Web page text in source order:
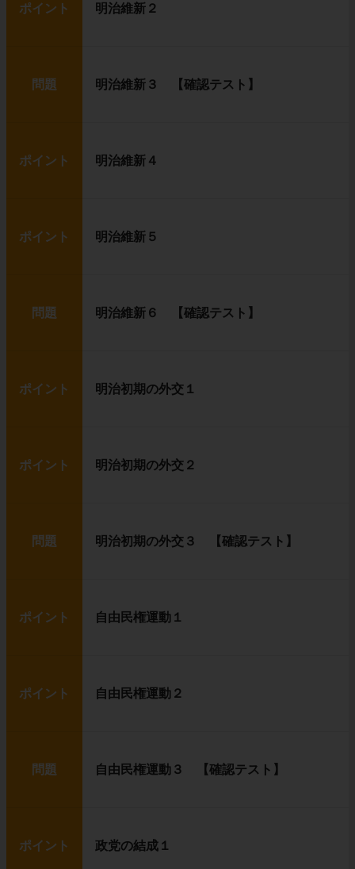
ポイント 明治維新２
問題 明治維新３ 【確認テスト】
ポイント 明治維新４
ポイント 明治維新５
問題 明治維新６ 【確認テスト】
ポイント 明治初期の外交１
ポイント 明治初期の外交２
問題 明治初期の外交３ 【確認テスト】
ポイント 自由民権運動１
ポイント 自由民権運動２
問題 自由民権運動３ 【確認テスト】
ポイント 政党の結成１